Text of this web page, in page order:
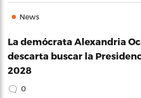
News
La demócrata Alexandria
descarta buscar la
2028
0